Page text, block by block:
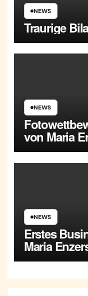
NEWS
Traurige
NEWS
von Maria
NEWS
Erstes
Maria